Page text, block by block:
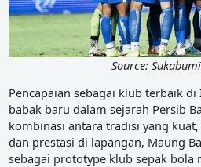
Source:
Pencapaian sebagai klub terbaik
babak baru dalam sejarah Persib
kombinasi antara tradisi yang
dan prestasi di lapangan, Maung
sebagai prototype klub sepak bola